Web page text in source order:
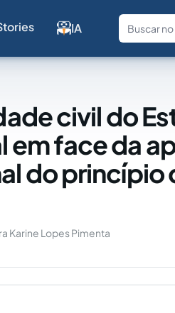
IA
civil do
em face da
do princípio
Karine Lopes Pimenta